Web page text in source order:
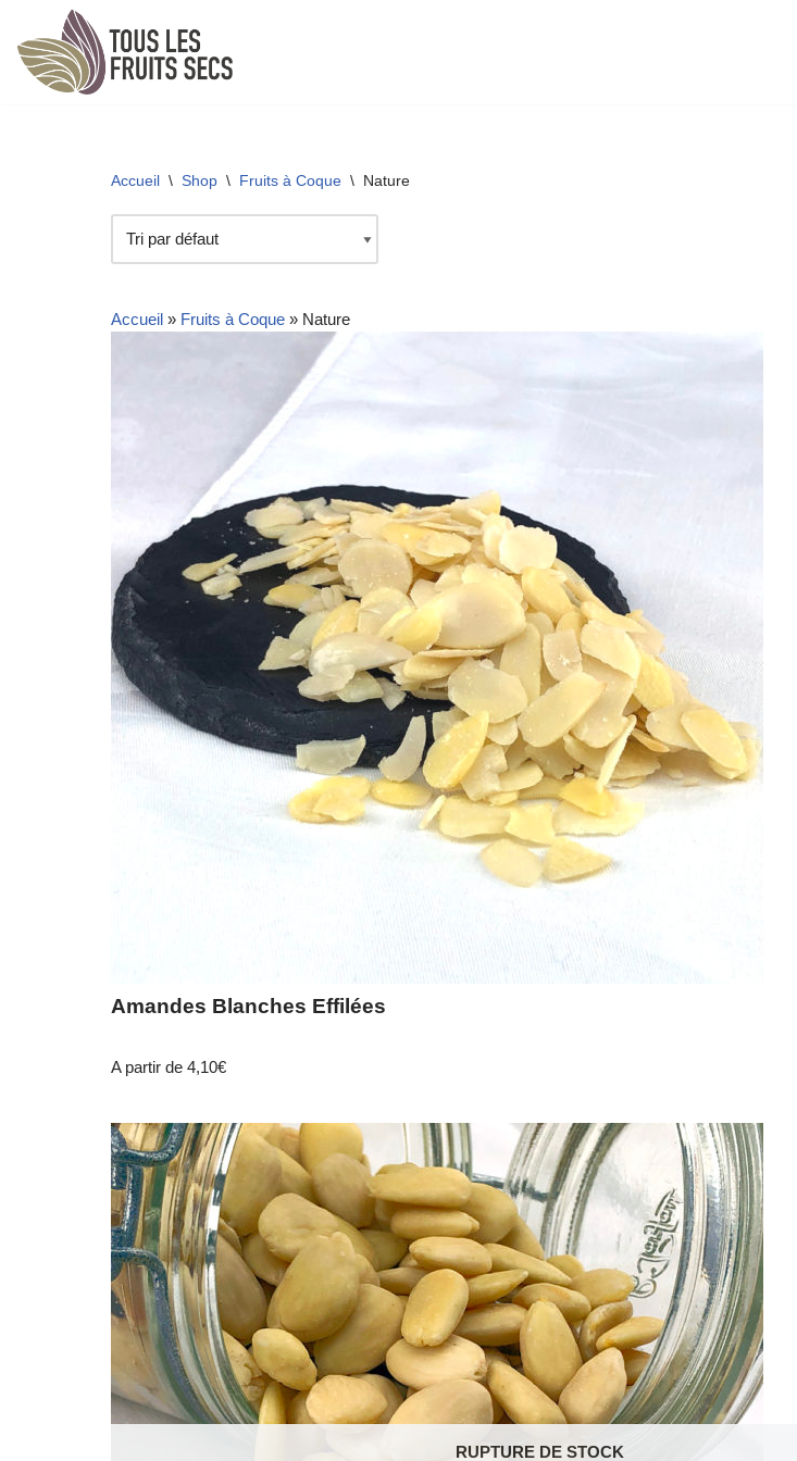
Aller
au
Accueil \ Shop \ Fruits à Coque \ Nature
Accueil » Fruits à Coque » Nature
Amandes Blanches Effilées
A partir de 4,10€
RUPTURE DE STOCK